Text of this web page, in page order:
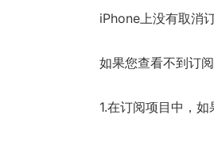
iPhone上没有取消
如果您查看不到订
1.在订阅项目中，如